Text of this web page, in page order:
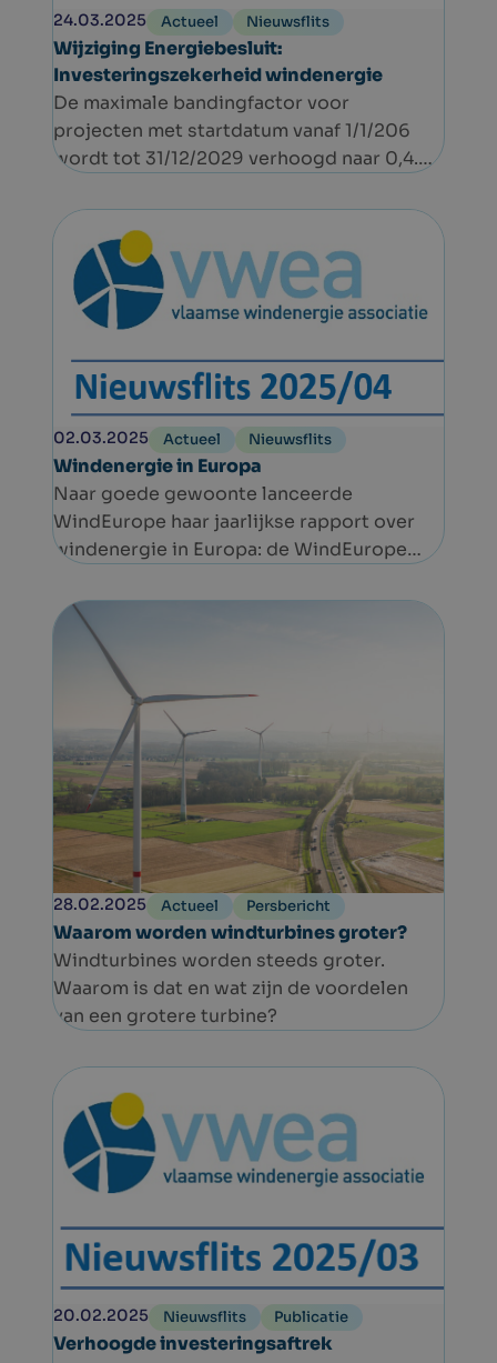
24.03.2025 Actueel Nieuwsflits
Wijziging Energiebesluit:
Investeringszekerheid windenergie
De maximale bandingfactor voor
projecten met startdatum vanaf 1/1/206
wordt tot 31/12/2029 verhoogd naar 0,4.
wordt om groenestroomcertificaten toe
te kennen, voor zover dit nodig blijkt na de
berekening van de onrendabele top.
02.03.2025 Actueel Nieuwsflits
Windenergie in Europa
Naar goede gewoonte lanceerde
WindEurope haar jaarlijkse rapport over
windenergie in Europa: de WindEurope
2030.
28.02.2025 Actueel Persbericht
Waarom worden windturbines groter?
Windturbines worden steeds groter.
Waarom is dat en wat zijn de voordelen
van een grotere turbine?
20.02.2025 Nieuwsflits Publicatie
Verhoogde investeringsaftrek